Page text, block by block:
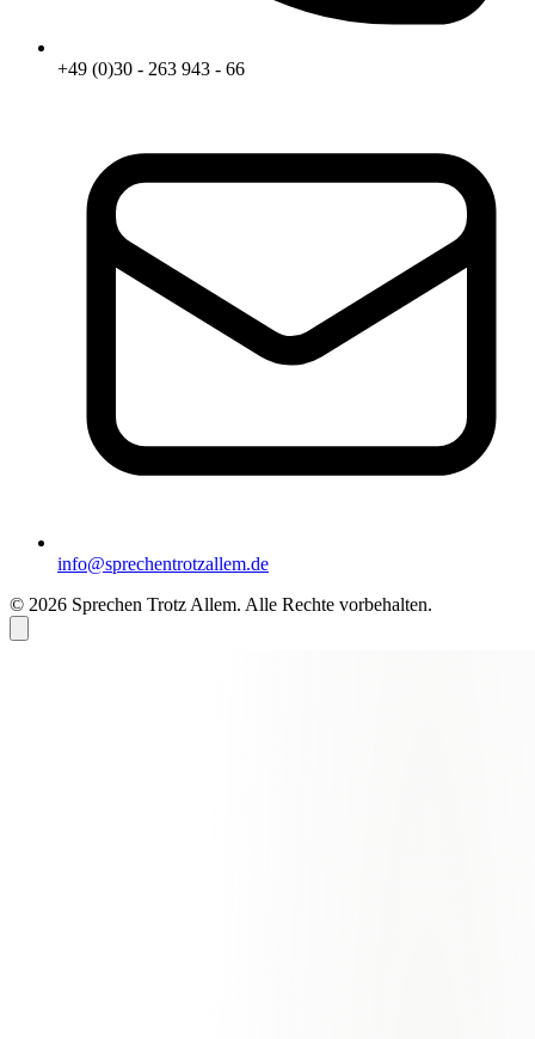
+49 (0)30 - 263 943 - 66
info@sprechentrotzallem.de
© 2026 Sprechen Trotz Allem. Alle Rechte vorbehalten.